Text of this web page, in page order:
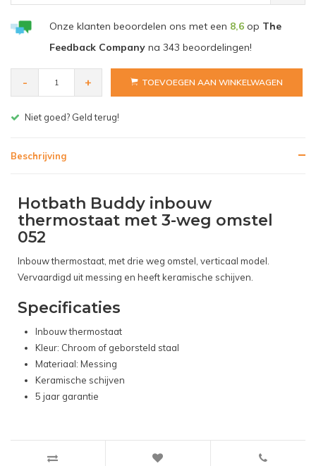
Onze klanten beoordelen ons met een 8,6op The
Feedback Companyna 343 beoordelingen!
- + TOEVOEGEN AAN WINKELWAGEN
Gratis bezorgen v.a. € 150,- (NL)
Beschrijving
Hotbath Buddy inbouw
thermostaat met 3-weg omstel
052
Inbouw thermostaat, met drie weg omstel, verticaal model.
Vervaardigd uit messing en heeft keramische schijven.
Specificaties
Inbouw thermostaat
Kleur: Chroom of geborsteld staal
Materiaal: Messing
Keramische schijven
5 jaar garantie